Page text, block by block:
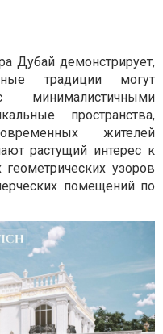
Дубайдемонстрирует,
традиции могут
минималистичными
пространства,
жителей
растущий интерес к
узоров
помещений по